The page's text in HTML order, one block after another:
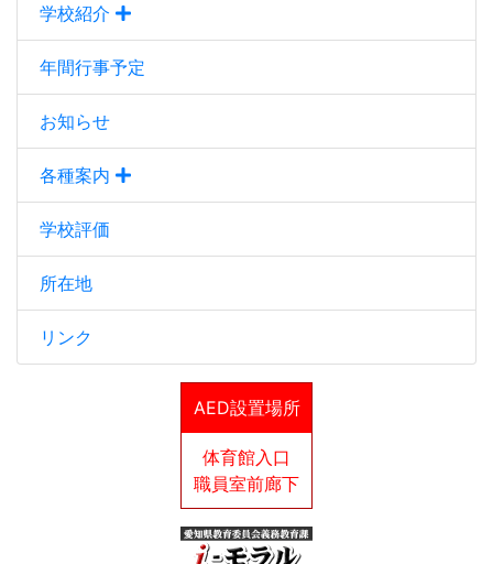
学校紹介
年間行事予定
お知らせ
各種案内
学校評価
所在地
リンク
AED設置場所
体育館入口
職員室前廊下